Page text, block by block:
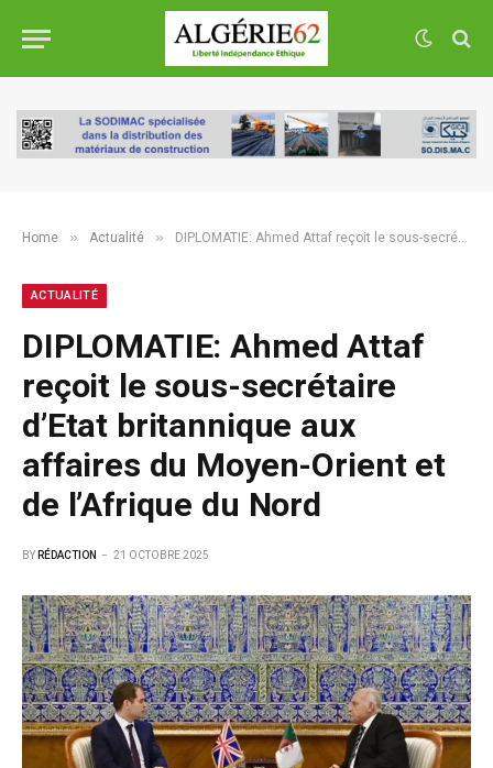
Home » Actualité » DIPLOMATIE: Ahmed Attaf reçoit le sous-secrétaire d’Etat britannique aux affaires du Moyen-Orient et de l’Afrique du Nord
ACTUALITÉ
DIPLOMATIE: Ahmed Attaf
reçoit le sous-secrétaire
d’Etat britannique aux
affaires du Moyen-Orient et
de l’Afrique du Nord
BY RÉDACTION 21 OCTOBRE 2025